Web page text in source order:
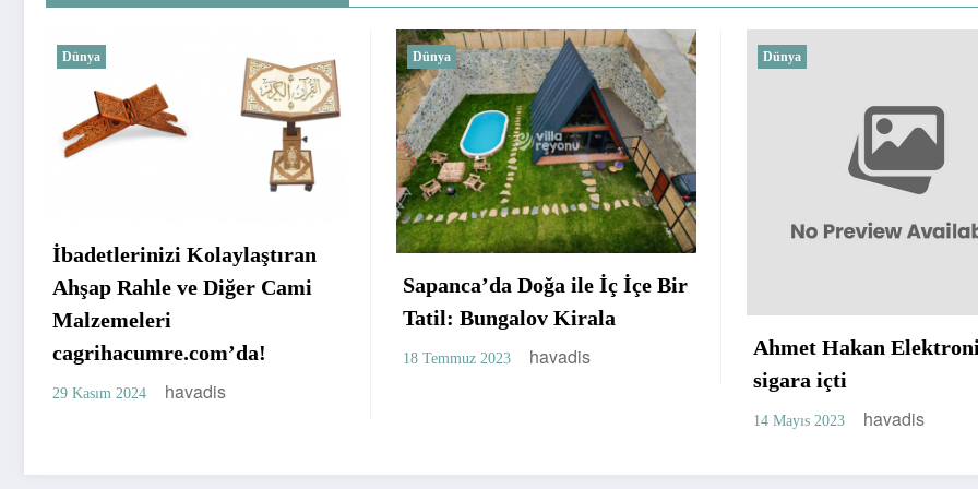
Dünya
Sapanca’da Doğa ile İç İçe Bir
Tatil: Bungalov Kirala
18 Temmuz 2023 havadis
Dünya
Ahmet Hakan Elektronik
Dünya
Chery Yedek Parça